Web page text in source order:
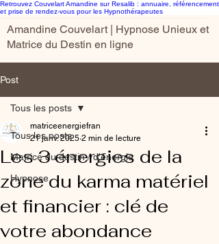
Retrouvez Couvelart Amandine sur Resalib : annuaire, référencement
et prise de rendez-vous pour les Hypnothérapeutes
Amandine Couvelart | Hypnose Unieux et
Matrice du Destin en ligne
Post
Tous les posts
Matrice du destin / d'énergie
Hypnose
Tous les posts
Les 3 énergies de la
zone du karma matériel
et financier : clé de
votre abondance
matriceenergiefran
21 janv. 2025 2 min de lecture